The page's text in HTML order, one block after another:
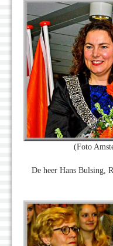
(Foto
De heer Hans Bulsing,